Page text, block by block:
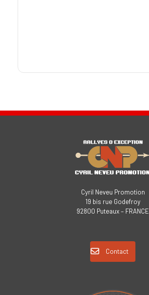
Cyril Neveu Promotion
19 bis rue Godefroy
92800 Puteaux – FRANCE
Contact